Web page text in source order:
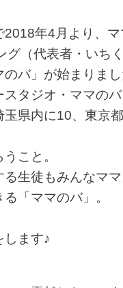
年4月より、
（代表者・いち
バ」が始まりまし
タジオ・ママのバ
県内に10、東京
こと。
生徒もみんなママ
「ママのバ」。
します♪